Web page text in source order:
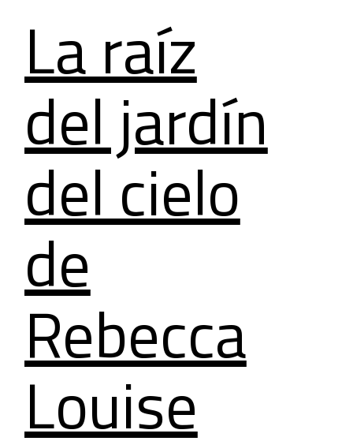
La raíz
del jardín
del cielo
de
Rebecca
Louise